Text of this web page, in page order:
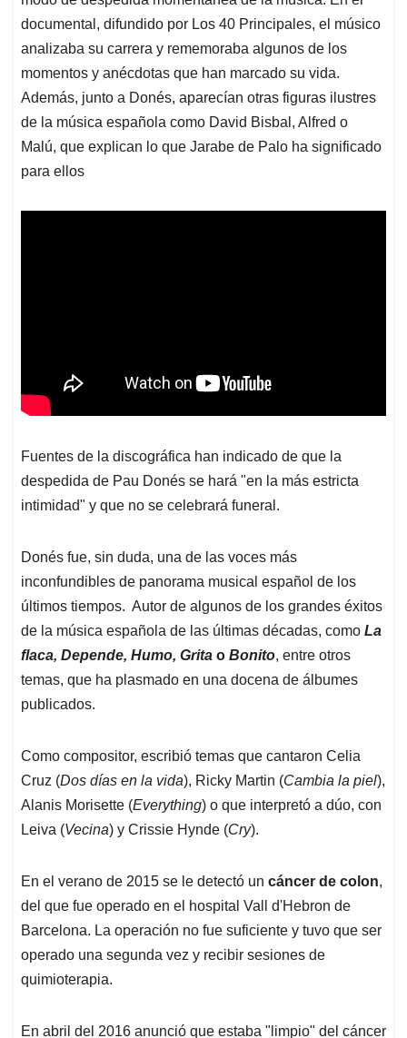
documental, difundido por Los 40 Principales, el músico
analizaba su carrera y rememoraba algunos de los
momentos y anécdotas que han marcado su vida.
Además, junto a Donés, aparecían otras figuras ilustres
de la música española como David Bisbal, Alfred o
Malú, que explican lo que Jarabe de Palo ha significado
para ellos
Fuentes de la discográfica han indicado de que la
despedida de Pau Donés se hará "en la más estricta
intimidad" y que no se celebrará funeral.
Donés fue, sin duda, una de las voces más
inconfundibles de panorama musical español de los
últimos tiempos. Autor de algunos de los grandes éxitos
de la música española de las últimas décadas, como La
flaca, Depende, Humo, Grita o Bonito, entre otros
temas, que ha plasmado en una docena de álbumes
publicados.
Como compositor, escribió temas que cantaron Celia
Cruz (Dos días en la vida), Ricky Martin (Cambia la piel),
Alanis Morisette (Everything) o que interpretó a dúo, con
Leiva (Vecina) y Crissie Hynde (Cry).
En el verano de 2015 se le detectó un cáncer de colon,
del que fue operado en el hospital Vall d'Hebron de
Barcelona. La operación no fue suficiente y tuvo que ser
operado una segunda vez y recibir sesiones de
quimioterapia.
En abril del 2016 anunció que estaba "limpio" del cáncer